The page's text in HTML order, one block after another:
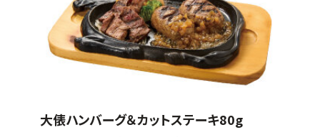
大俵ハンバーグ＆カットステーキ80g